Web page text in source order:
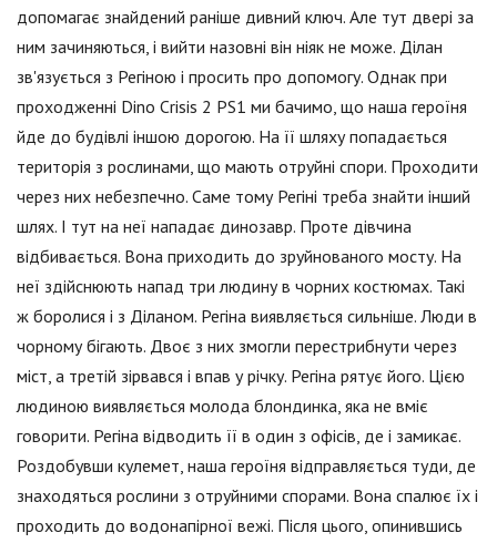
допомагає знайдений раніше дивний ключ. Але тут двері за
ним зачиняються, і вийти назовні він ніяк не може. Ділан
зв'язується з Регіною і просить про допомогу. Однак при
проходженні Dino Crisis 2 PS1 ми бачимо, що наша героїня
йде до будівлі іншою дорогою. На її шляху попадається
територія з рослинами, що мають отруйні спори. Проходити
через них небезпечно. Саме тому Регіні треба знайти інший
шлях. І тут на неї нападає динозавр. Проте дівчина
відбивається. Вона приходить до зруйнованого мосту. На
неї здійснюють напад три людину в чорних костюмах. Такі
ж боролися і з Діланом. Регіна виявляється сильніше. Люди в
чорному бігають. Двоє з них змогли перестрибнути через
міст, а третій зірвався і впав у річку. Регіна рятує його. Цією
людиною виявляється молода блондинка, яка не вміє
говорити. Регіна відводить її в один з офісів, де і замикає.
Роздобувши кулемет, наша героїня відправляється туди, де
знаходяться рослини з отруйними спорами. Вона спалює їх і
проходить до водонапірної вежі. Після цього, опинившись